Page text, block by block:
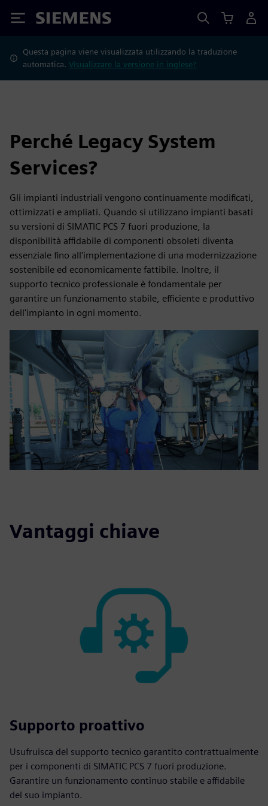
Siemens
Questa pagina viene visualizzata utilizzando la traduzione
automatica.Visualizzare la versione in inglese?
Perché Legacy System
Services?
Gli impianti industriali vengono continuamente modificati,
ottimizzati e ampliati. Quando si utilizzano impianti basati
su versioni di SIMATIC PCS 7 fuori produzione, la
disponibilità affidabile di componenti obsoleti diventa
essenziale fino all'implementazione di una modernizzazione
sostenibile ed economicamente fattibile. Inoltre, il
supporto tecnico professionale è fondamentale per
garantire un funzionamento stabile, efficiente e produttivo
dell'impianto in ogni momento.
Vantaggi chiave
Supporto proattivo
Usufruisca del supporto tecnico garantito contrattualmente
per i componenti di SIMATIC PCS 7 fuori produzione.
Garantire un funzionamento continuo stabile e affidabile
del suo impianto.